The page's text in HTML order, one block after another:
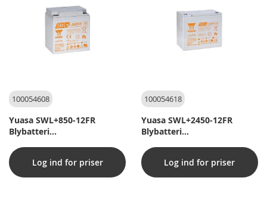
100054608
Yuasa SWL+850-12FR
Blybatteri
Log ind for priser
100054618
Yuasa SWL+2450-12FR
Blybatteri
Log ind for priser